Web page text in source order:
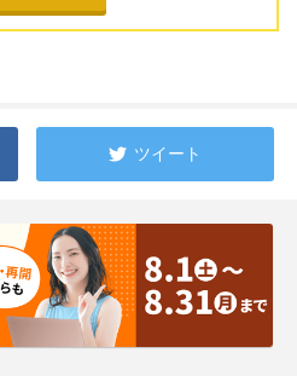
ツイート